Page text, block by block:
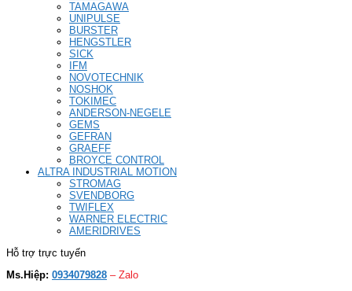
TAMAGAWA
UNIPULSE
BURSTER
HENGSTLER
SICK
IFM
NOVOTECHNIK
NOSHOK
TOKIMEC
ANDERSON-NEGELE
GEMS
GEFRAN
GRAEFF
BROYCE CONTROL
ALTRA INDUSTRIAL MOTION
STROMAG
SVENDBORG
TWIFLEX
WARNER ELECTRIC
AMERIDRIVES
Hỗ trợ trực tuyến
Ms.Hiệp: 0934079828 – Zalo